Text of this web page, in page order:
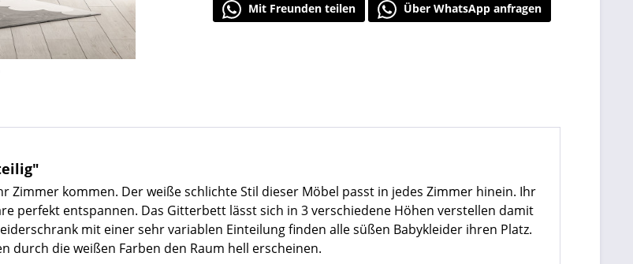
Mit Freunden teilen Über WhatsApp anfragen
Zimmer kommen. Der weiße schlichte Stil dieser Möbel passt in jedes Zimmer hinein. Ihr
perfekt entspannen. Das Gitterbett lässt sich in 3 verschiedene Höhen verstellen damit
mit einer sehr variablen Einteilung finden alle süßen Babykleider ihren Platz.
durch die weißen Farben den Raum hell erscheinen.